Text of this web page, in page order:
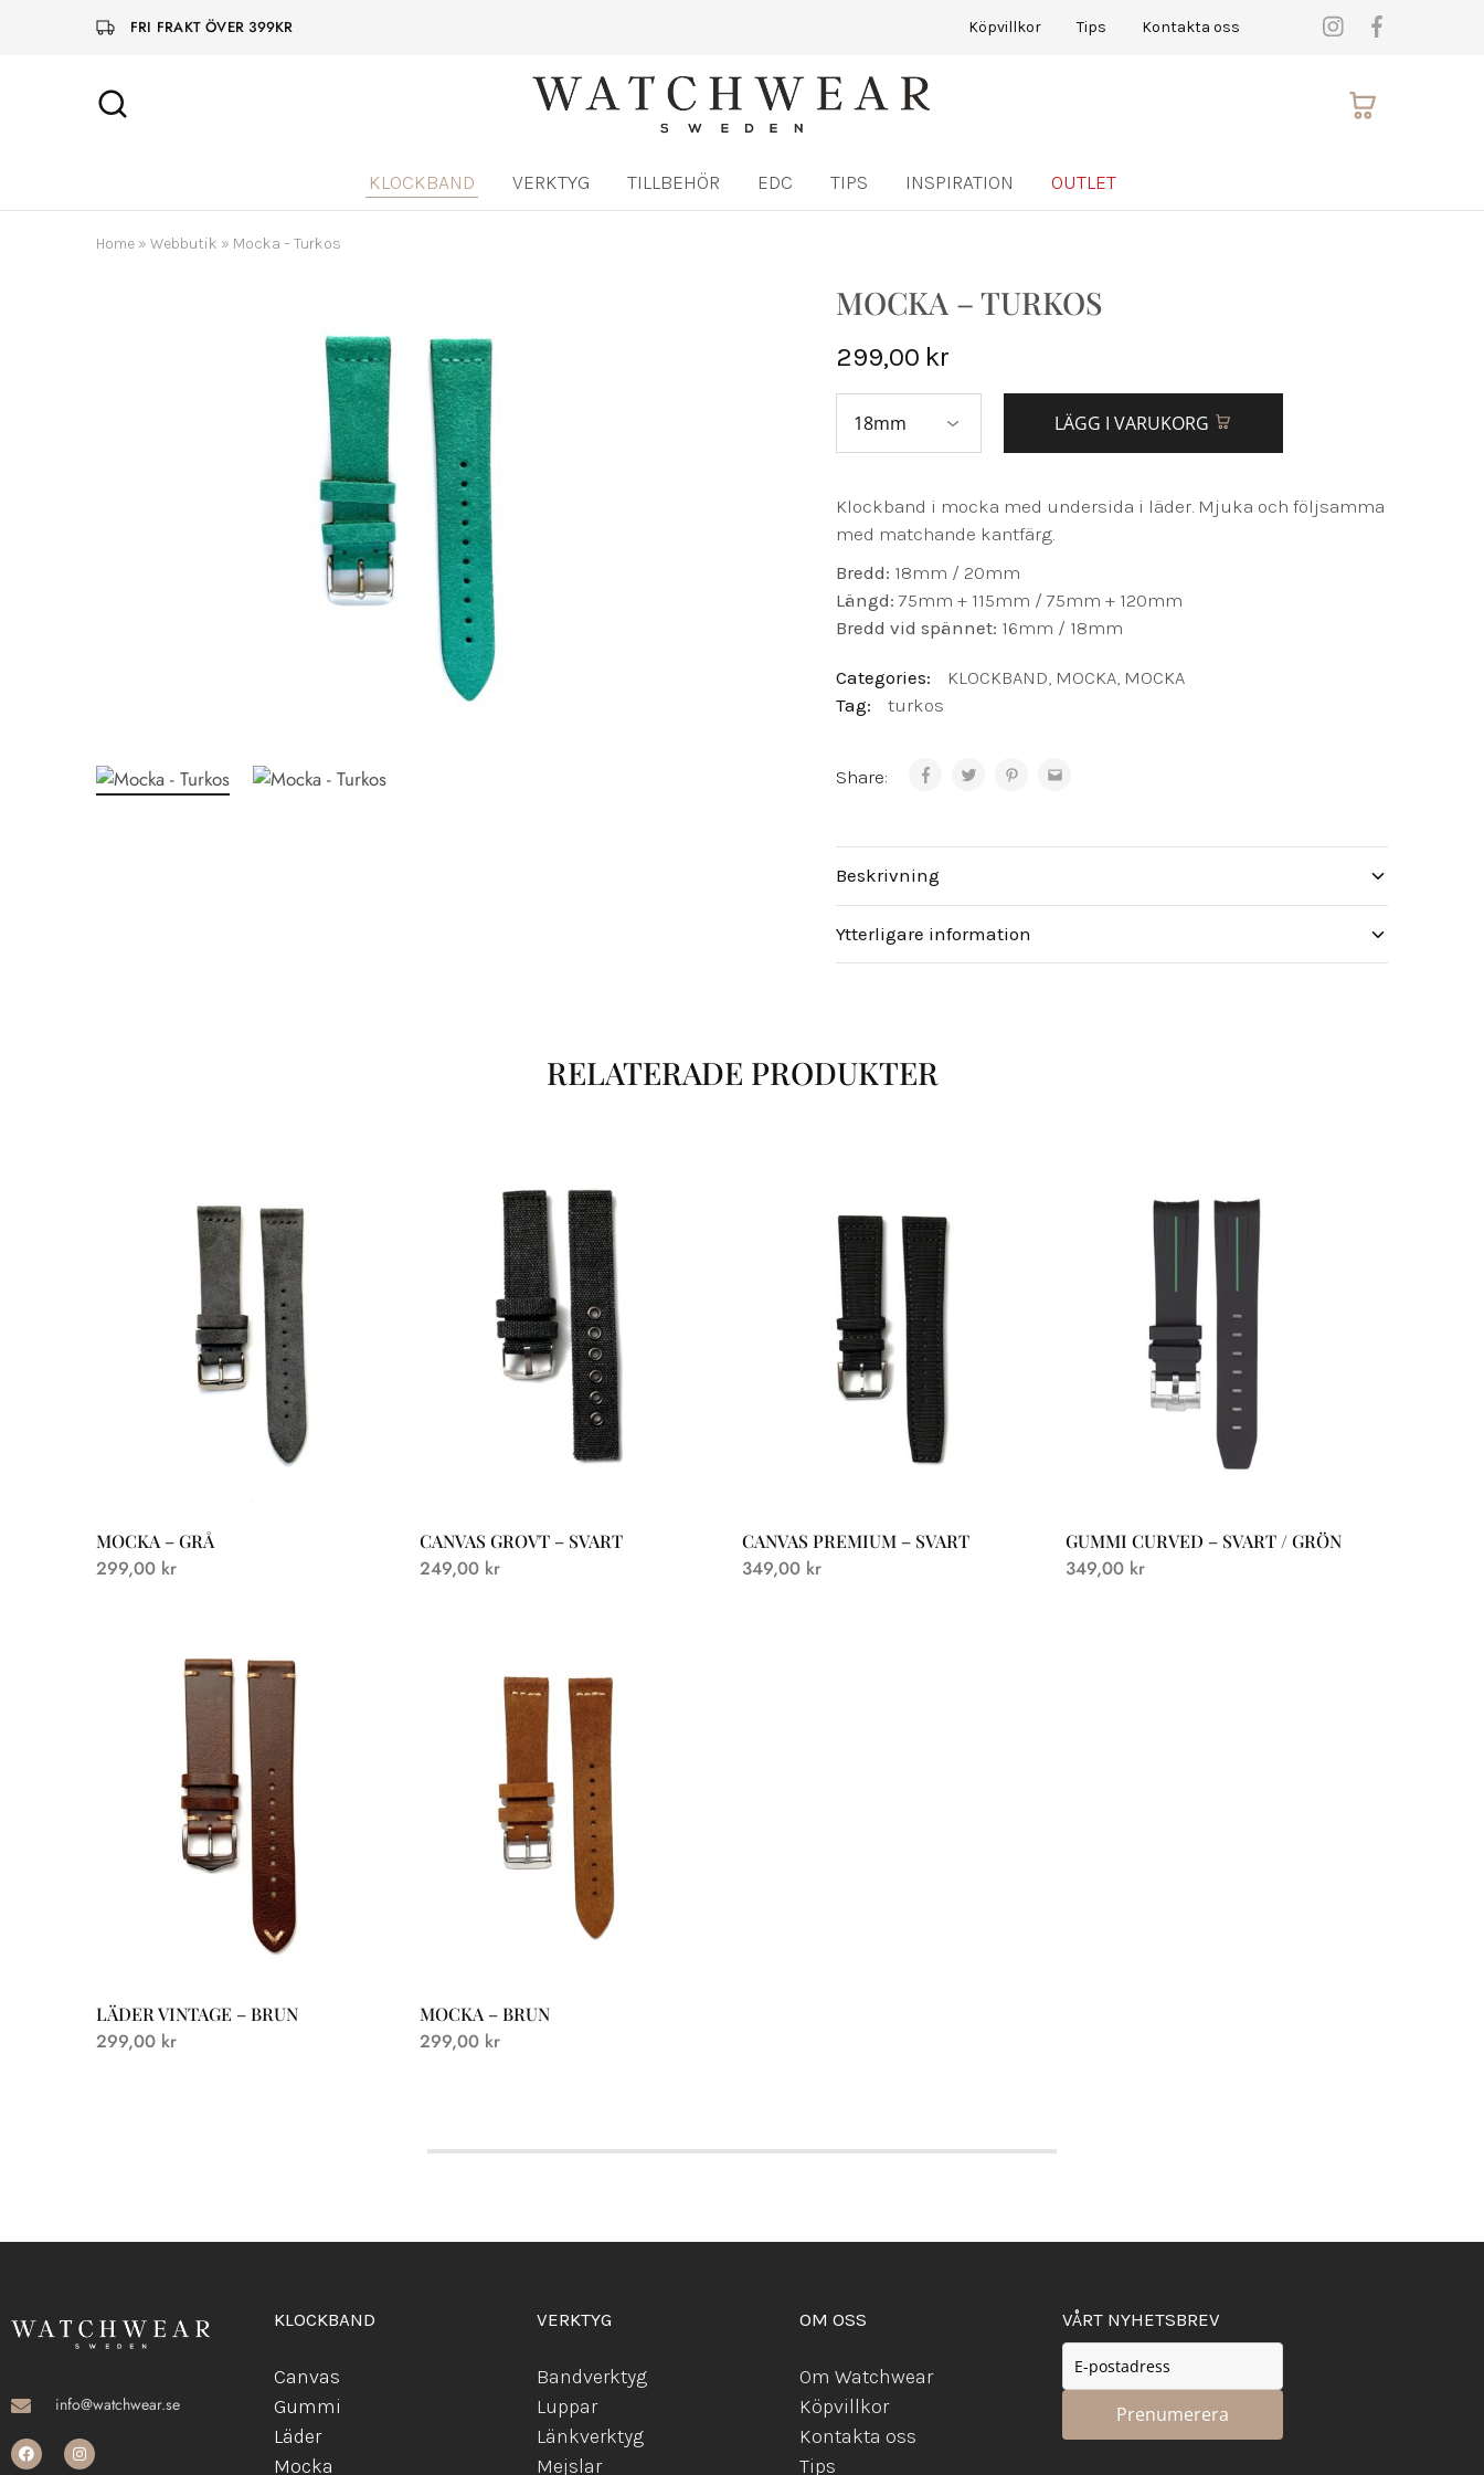
FRI FRAKT ÖVER 399KR Köpvillkor Tips Kontakta oss
Watchwear.se
Watch
watch
accessories
KLOCKBAND VERKTYG TILLBEHÖR EDC TIPS INSPIRATION OUTLET
Home » Webbutik » Mocka – Turkos
MOCKA – TURKOS
299,00 kr
LÄGG I VARUKORG
Klockband i mocka med undersida i läder. Mjuka och följsamma
med matchande kantfärg.
Bredd: 18mm / 20mm
Längd: 75mm + 115mm / 75mm + 120mm
Bredd vid spännet: 16mm / 18mm
Categories: KLOCKBAND, MOCKA, MOCKA
Tag:
turkos
Share:
Beskrivning
Ytterligare information
RELATERADE PRODUKTER
MOCKA – GRÅ
299,00 kr
CANVAS GROVT – SVART
249,00 kr
CANVAS PREMIUM – SVART
349,00 kr
GUMMI CURVED – SVART / GRÖN
349,00 kr
LÄDER VINTAGE – BRUN
299,00 kr
MOCKA – BRUN
299,00 kr
info@watchwear.se
KLOCKBAND
Canvas
Gummi
Läder
Mocka
VERKTYG
Bandverktyg
Luppar
Länkverktyg
Mejslar
OM OSS
Om Watchwear
Köpvillkor
Kontakta oss
Tips
VÅRT NYHETSBREV